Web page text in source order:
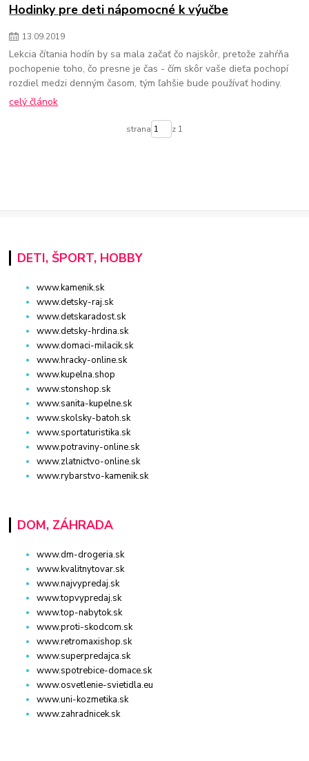
Hodinky pre deti nápomocné k výučbe
13.09.2019
Lekcia čítania hodín by sa mala začať čo najskôr, pretože zahŕňa
pochopenie toho, čo presne je čas - čím skôr vaše dieťa pochopí
rozdiel medzi denným časom, tým ľahšie bude používať hodiny.
celý článok
strana z 1
DETI, ŠPORT, HOBBY
www.kamenik.sk
www.detsky-raj.sk
www.detskaradost.sk
www.detsky-hrdina.sk
www.domaci-milacik.sk
www.hracky-online.sk
www.kupelna.shop
www.stonshop.sk
www.sanita-kupelne.sk
www.skolsky-batoh.sk
www.sportaturistika.sk
www.potraviny-online.sk
www.zlatnictvo-online.sk
www.rybarstvo-kamenik.sk
DOM, ZÁHRADA
www.dm-drogeria.sk
www.kvalitnytovar.sk
www.najvypredaj.sk
www.topvypredaj.sk
www.top-nabytok.sk
www.proti-skodcom.sk
www.retromaxishop.sk
www.superpredajca.sk
www.spotrebice-domace.sk
www.osvetlenie-svietidla.eu
www.uni-kozmetika.sk
www.zahradnicek.sk